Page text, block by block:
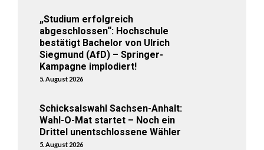
„Studium erfolgreich
abgeschlossen“: Hochschule
bestätigt Bachelor von Ulrich
Siegmund (AfD) – Springer-
Kampagne implodiert!
5. August 2026
Schicksalswahl Sachsen-Anhalt:
Wahl-O-Mat startet – Noch ein
Drittel unentschlossene Wähler
5. August 2026